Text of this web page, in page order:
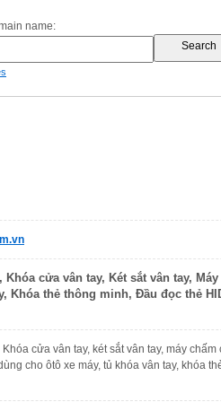
name:
Khóa cửa vân tay, Két sắt vân tay,
Khóa thẻ thông minh, Đầu đọc thẻ
cửa vân tay, két sắt vân tay, máy
cho ôtô xe máy, tủ khóa vân tay, khóa